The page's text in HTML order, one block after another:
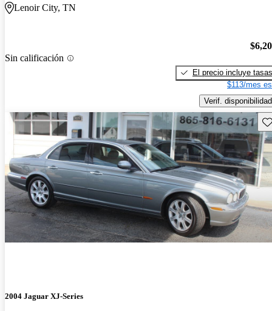
Lenoir City, TN
Sin calificación
El precio incluye tasas
$113/mes
Verif. disponibilidad
2004 Jaguar XJ-Series